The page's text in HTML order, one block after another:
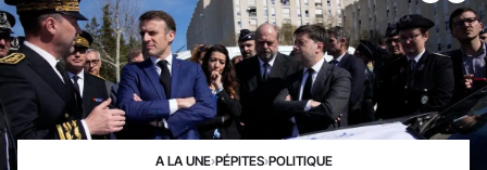
A LA UNE›PÉPITES›POLITIQUE